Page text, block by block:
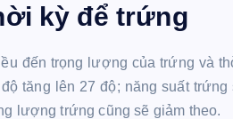
kỳ để trứng
đến trọng lượng của trứng và
tăng lên 27 độ; năng suất
lượng trứng cũng sẽ giảm theo.